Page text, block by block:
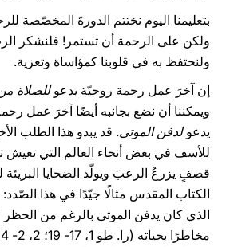
بتعليمنا اليوم نختتم الدورةَ المخصّصة
ولكن على الرحمة أن تستمر! فلنشكر
ولنحتفظ به في قلوبنا كمؤاساة وتعزية.
إن آخرَ عمل رحمة روحيّة يدعوللصلاة
ويمكننا أن نضع بجانبه أيضًا آخرَ عمل
يدعولدفن الموتى. قد يبدو هذا الطلب
للأسف في بعض أنحاء العالم التي
قصفٍ يزرعُ الرعبَ ويولّد الضحايا البريئة
الكتاب المقدس مثالًا جيّدًا في هذا الصّدد:
الذي كان يدفن الموتى بالرغم من الحظر